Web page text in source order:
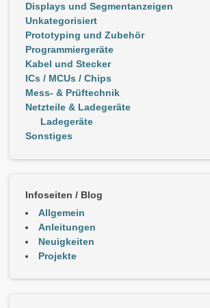
Displays und Segmentanzeigen
Unkategorisiert
Prototyping und Zubehör
Programmiergeräte
Kabel und Stecker
ICs / MCUs / Chips
Mess- & Prüftechnik
Netzteile & Ladegeräte
Ladegeräte
Sonstiges
Infoseiten / Blog
Allgemein
Anleitungen
Neuigkeiten
Projekte